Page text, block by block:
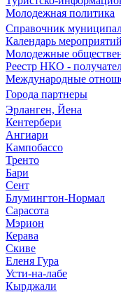
Молодежная политика
Справочник
Календарь мероприятий
Молодежные
Реестр НКО -
Международные
Города партнеры
Эрланген, Йена
Кентербери
Ангиари
Кампобассо
Тренто
Бари
Сент
Блумингтон-Нормал
Сарасота
Мэрион
Керава
Скиве
Еленя Гура
Усти-на-лабе
Кырджали